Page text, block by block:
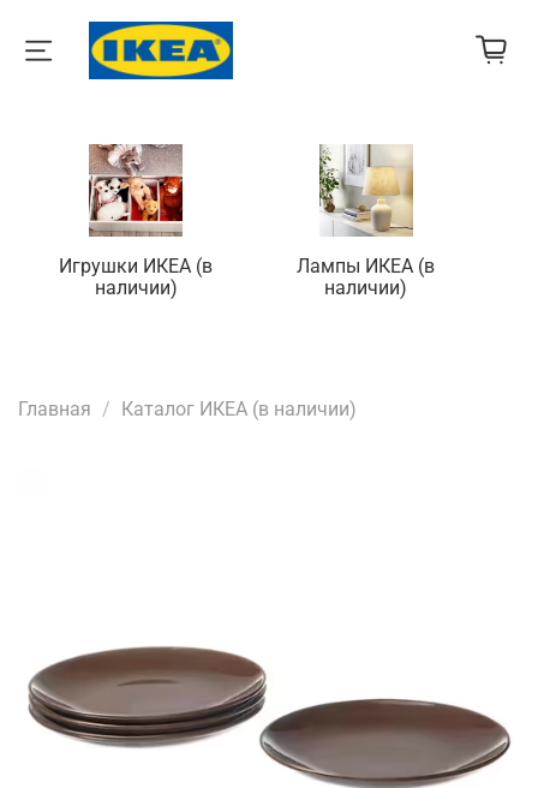
Игрушки ИКЕА (в
наличии)
Лампы ИКЕА (в
наличии)
Главная Каталог ИКЕА (в наличии)